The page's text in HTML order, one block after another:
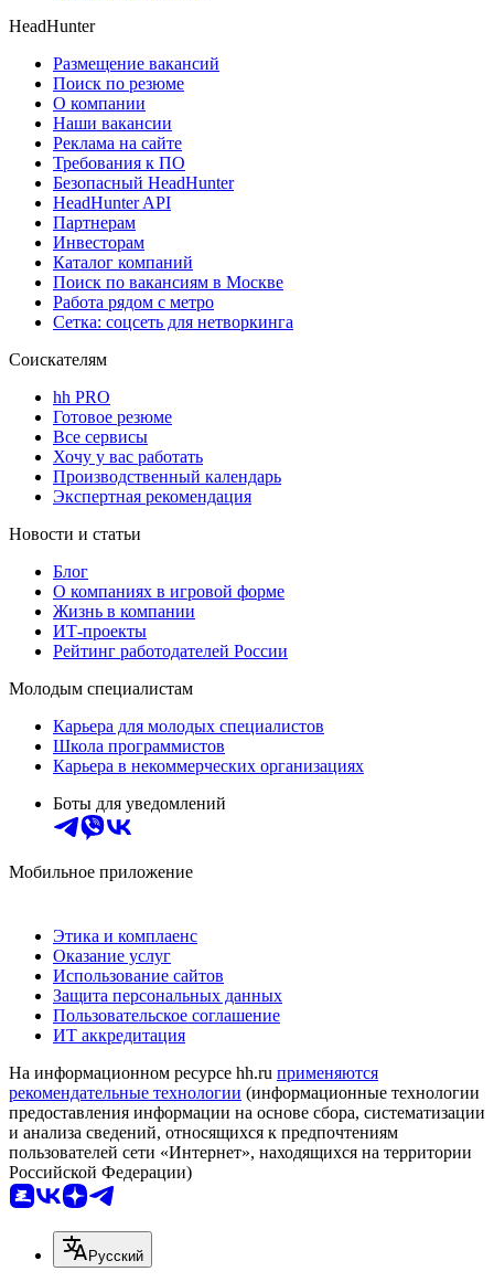
HeadHunter
Размещение вакансий
Поиск по резюме
О компании
Наши вакансии
Реклама на сайте
Требования к ПО
Безопасный HeadHunter
HeadHunter API
Партнерам
Инвесторам
Каталог компаний
Поиск по вакансиям в Москве
Работа рядом с метро
Сетка: соцсеть для нетворкинга
Соискателям
hh PRO
Готовое резюме
Все сервисы
Хочу у вас работать
Производственный календарь
Экспертная рекомендация
Новости и статьи
Блог
О компаниях в игровой форме
Жизнь в компании
ИТ-проекты
Рейтинг работодателей России
Молодым специалистам
Карьера для молодых специалистов
Школа программистов
Карьера в некоммерческих организациях
Боты для уведомлений
Мобильное приложение
Этика и комплаенс
Оказание услуг
Использование сайтов
Защита персональных данных
Пользовательское соглашение
ИТ аккредитация
На информационном ресурсе hh.ru применяются
рекомендательные технологии (информационные технологии
предоставления информации на основе сбора, систематизации
и анализа сведений, относящихся к предпочтениям
пользователей сети «Интернет», находящихся на территории
Российской Федерации)
Русский